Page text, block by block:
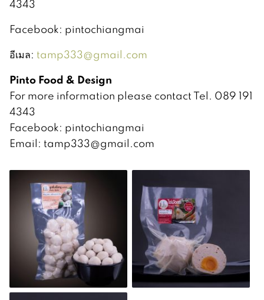
4343
Facebook: pintochiangmai
อีเมล: tamp333@gmail.com
Pinto Food & Design
For more information please contact Tel. 089 191
4343
Facebook: pintochiangmai
Email: tamp333@gmail.com